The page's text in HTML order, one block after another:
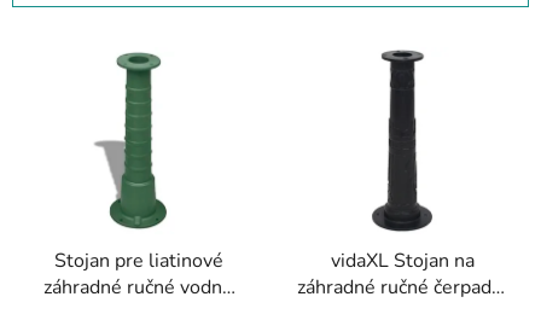
Stojan pre liatinové
záhradné ručné vodné
vidaXL Stojan na
záhradné ručné čerpadlo